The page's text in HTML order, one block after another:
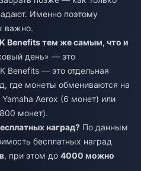
Именно поэтому
важно.
Benefits тем же самым, что и
день» — это
Benefits — это отдельная
где монеты обмениваются на
Aerox (6 монет) или
монет).
наград? По данным
бесплатных наград
, при этом до 4000 можно